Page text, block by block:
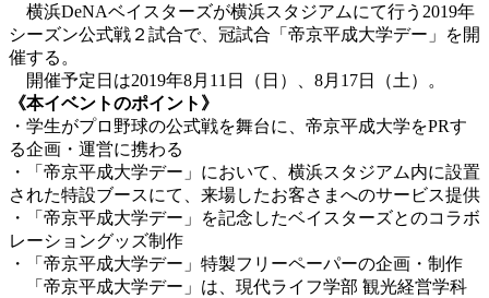
横浜DeNAベイスターズが横浜スタジアムにて行う2019年
シーズン公式戦２試合で、冠試合「帝京平成大学デー」を開
催する。
開催予定日は2019年8月11日（日）、8月17日（土）。
《本イベントのポイント》
・学生がプロ野球の公式戦を舞台に、帝京平成大学をPRす
る企画・運営に携わる
・「帝京平成大学デー」において、横浜スタジアム内に設置
された特設ブースにて、来場したお客さまへのサービス提供
・「帝京平成大学デー」を記念したベイスターズとのコラボ
レーショングッズ制作
・「帝京平成大学デー」特製フリーペーパーの企画・制作
「帝京平成大学デー」は、現代ライフ学部 観光経営学科